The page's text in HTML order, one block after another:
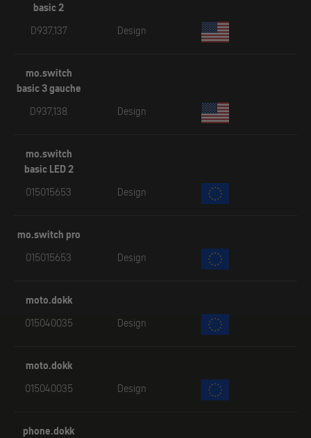
basic 2
D937,137
Design
mo.switch
basic 3 gauche
D937,138
Design
mo.switch
basic LED 2
015015653
Design
mo.switch pro
015015653
Design
moto.dokk
015040035
Design
moto.dokk
015040035
Design
phone.dokk